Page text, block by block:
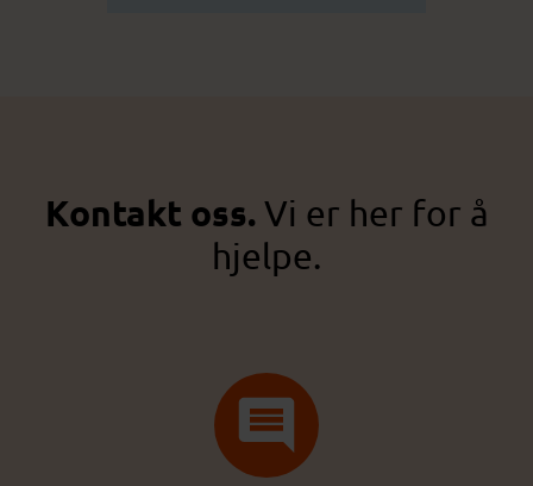
Kontakt oss.Vi er her for å
hjelpe.